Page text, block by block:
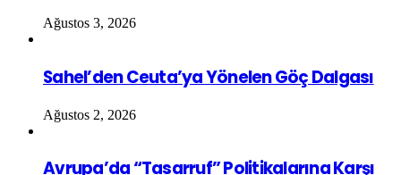
Ağustos 3, 2026
Sahel’den Ceuta’ya Yönelen Göç Dalgası
Ağustos 2, 2026
Avrupa’da “Tasarruf” Politikalarına Karşı